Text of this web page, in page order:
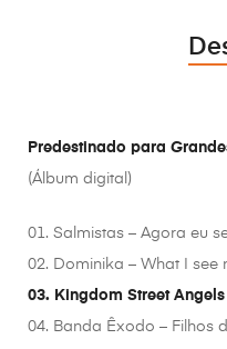
Predestinado para
(Álbum digital)
01. Salmistas – Agora eu
02. Dominika – What I see
03. Kingdom Street
04. Banda Êxodo – Filhos